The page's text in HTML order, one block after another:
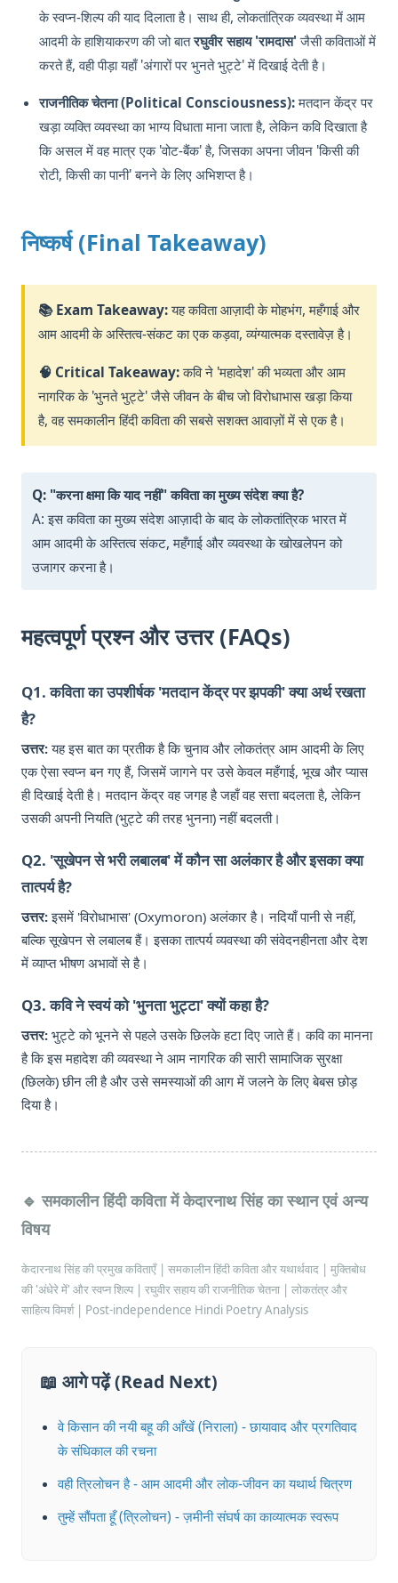
के स्वप्न-शिल्प की याद दिलाता है। साथ ही, लोकतांत्रिक व्यवस्था में आम
आदमी के हाशियाकरण की जो बातरघुवीर सहाय 'रामदास'जैसी कविताओं में
करते हैं, वही पीड़ा यहाँ 'अंगारों पर भुनते भुट्टे' में दिखाई देती है।
राजनीतिक चेतना (Political Consciousness):मतदान केंद्र पर
खड़ा व्यक्ति व्यवस्था का भाग्य विधाता माना जाता है, लेकिन कवि दिखाता है
कि असल में वह मात्र एक 'वोट-बैंक' है, जिसका अपना जीवन 'किसी की
रोटी, किसी का पानी' बनने के लिए अभिशप्त है।
निष्कर्ष (Final Takeaway)
📚 Exam Takeaway:यह कविता आज़ादी के मोहभंग, महँगाई और
आम आदमी के अस्तित्व-संकट का एक कड़वा, व्यंग्यात्मक दस्तावेज़ है।
🧠 Critical Takeaway:कवि ने 'महादेश' की भव्यता और आम
नागरिक के 'भुनते भुट्टे' जैसे जीवन के बीच जो विरोधाभास खड़ा किया
है, वह समकालीन हिंदी कविता की सबसे सशक्त आवाज़ों में से एक है।
Q: "करना क्षमा कि याद नहीं" कविता का मुख्य संदेश क्या है?
A: इस कविता का मुख्य संदेश आज़ादी के बाद के लोकतांत्रिक भारत में
आम आदमी के अस्तित्व संकट, महँगाई और व्यवस्था के खोखलेपन को
उजागर करना है।
महत्वपूर्ण प्रश्न और उत्तर (FAQs)
Q1. कविता का उपशीर्षक 'मतदान केंद्र पर झपकी' क्या अर्थ रखता
है?
उत्तर:यह इस बात का प्रतीक है कि चुनाव और लोकतंत्र आम आदमी के लिए
एक ऐसा स्वप्न बन गए हैं, जिसमें जागने पर उसे केवल महँगाई, भूख और प्यास
ही दिखाई देती है। मतदान केंद्र वह जगह है जहाँ वह सत्ता बदलता है, लेकिन
उसकी अपनी नियति (भुट्टे की तरह भुनना) नहीं बदलती।
Q2. 'सूखेपन से भरी लबालब' में कौन सा अलंकार है और इसका क्या
तात्पर्य है?
उत्तर:इसमें 'विरोधाभास' (Oxymoron) अलंकार है। नदियाँ पानी से नहीं,
बल्कि सूखेपन से लबालब हैं। इसका तात्पर्य व्यवस्था की संवेदनहीनता और देश
में व्याप्त भीषण अभावों से है।
Q3. कवि ने स्वयं को 'भुनता भुट्टा' क्यों कहा है?
उत्तर: भुट्टे को भूनने से पहले उसके छिलके हटा दिए जाते हैं। कवि का मानना
है कि इस महादेश की व्यवस्था ने आम नागरिक की सारी सामाजिक सुरक्षा
(छिलके) छीन ली है और उसे समस्याओं की आग में जलने के लिए बेबस छोड़
दिया है।
🔹 समकालीन हिंदी कविता में केदारनाथ सिंह का स्थान एवं अन्य
विषय
केदारनाथ सिंह की प्रमुख कविताएँ | समकालीन हिंदी कविता और यथार्थवाद | मुक्तिबोध
की 'अंधेरे में' और स्वप्न शिल्प | रघुवीर सहाय की राजनीतिक चेतना | लोकतंत्र और
साहित्य विमर्श | Post-independence Hindi Poetry Analysis
📖 आगे पढ़ें (Read Next)
वे किसान की नयी बहू की आँखें (निराला) - छायावाद और प्रगतिवाद
के संधिकाल की रचना
वही त्रिलोचन है - आम आदमी और लोक-जीवन का यथार्थ चित्रण
तुम्हें सौंपता हूँ (त्रिलोचन) - ज़मीनी संघर्ष का काव्यात्मक स्वरूप